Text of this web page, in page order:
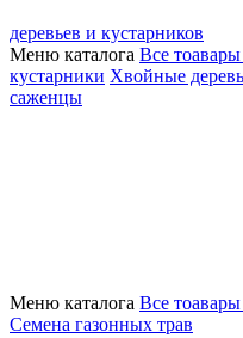
деревьев и кустарников
Меню каталога Все
кустарники Хвойные
саженцы
Меню каталога Все
Семена газонных трав